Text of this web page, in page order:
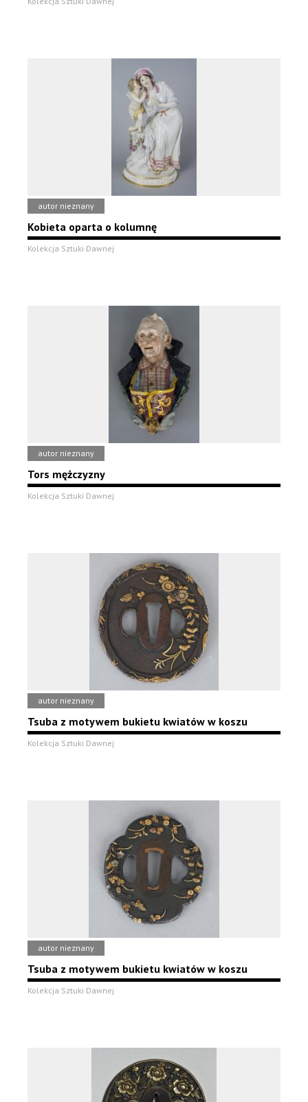
autor nieznany
Kobieta oparta o kolumnę
Kolekcja Sztuki Dawnej
autor nieznany
Tors mężczyzny
Kolekcja Sztuki Dawnej
autor nieznany
Tsuba z motywem bukietu kwiatów w koszu
Kolekcja Sztuki Dawnej
autor nieznany
Tsuba z motywem bukietu kwiatów w koszu
Kolekcja Sztuki Dawnej